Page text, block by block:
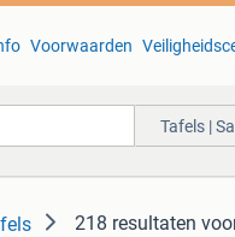
Voorwaarden
Tafels |
218 resultaten